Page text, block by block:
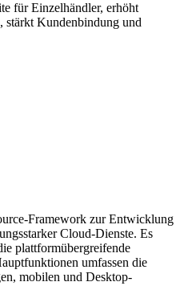
für Einzelhändler, erhöht
stärkt Kundenbindung und
Framework zur Entwicklung
Cloud-Dienste. Es
plattformübergreifende
umfassen die
mobilen und Desktop-